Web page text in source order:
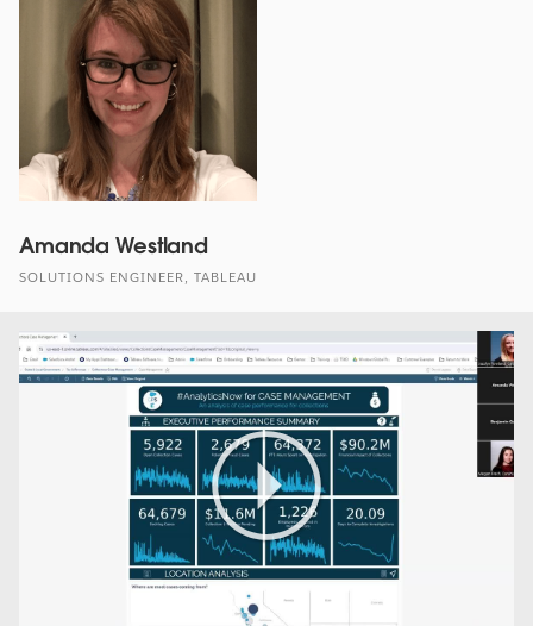
Amanda Westland
SOLUTIONS ENGINEER, TABLEAU
Play